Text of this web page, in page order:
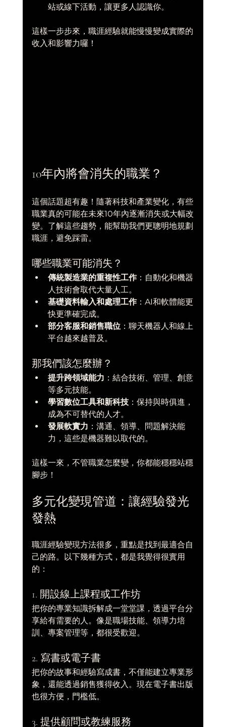
站或線下活動，讓更多人認識你。
這樣一步步來，職涯經驗就能慢慢變成實際的
收入和影響力囉！
10年內將會消失的職業？
這個話題超有趣！隨著科技和產業變化，有些
職業真的可能在未來10年內逐漸消失或大幅改
變。了解這些趨勢，能幫助我們更聰明地規劃
職涯，避免踩雷。
哪些職業可能消失？
傳統製造業的重複性工作：自動化和機器
人技術會取代大量人工。
基礎資料輸入和處理工作：AI和軟體能更
快更準確完成。
部分客服和銷售職位：聊天機器人和線上
平台越來越普及。
那我們該怎麼辦？
提升跨領域能力 ：結合技術、管理、創意
等多元技能。
學習數位工具和新科技：保持與時俱進，
成為不可替代的人才。
發展軟實力 ：溝通、領導、問題解決能
力，這些是機器難以取代的。
這樣一來，不管職業怎麼變，你都能穩穩站穩
腳步！
多元化變現管道：讓經驗發光
發熱
職涯經驗變現方法很多，重點是找到最適合自
己的路。以下幾種方式，都是我覺得很實用
的：
1. 開設線上課程或工作坊
把你的專業知識拆解成一堂堂課，透過平台分
享給有需要的人。像是職場技能、領導力培
訓、專案管理等，都很受歡迎。
2. 寫書或電子書
把你的故事和經驗寫成書，不僅能建立專業形
象，還能透過銷售獲得收入。現在電子書出版
也很方便，門檻低。
3. 提供顧問或教練服務